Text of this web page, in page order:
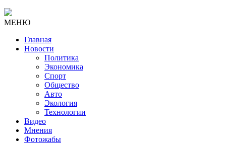
МЕНЮ
Главная
Новости
Политика
Экономика
Спорт
Общество
Авто
Экология
Технологии
Видео
Мнения
Фотожабы